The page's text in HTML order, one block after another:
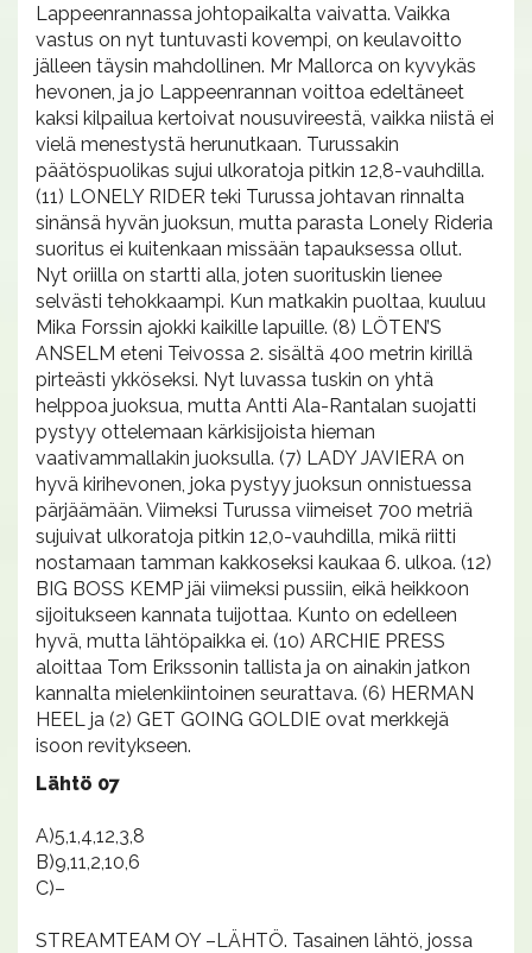
Lappeenrannassa johtopaikalta vaivatta. Vaikka
vastus on nyt tuntuvasti kovempi, on keulavoitto
jälleen täysin mahdollinen. Mr Mallorca on kyvykäs
hevonen, ja jo Lappeenrannan voittoa edeltäneet
kaksi kilpailua kertoivat nousuvireestä, vaikka niistä ei
vielä menestystä herunutkaan. Turussakin
päätöspuolikas sujui ulkoratoja pitkin 12,8-vauhdilla.
(11) LONELY RIDER teki Turussa johtavan rinnalta
sinänsä hyvän juoksun, mutta parasta Lonely Rideria
suoritus ei kuitenkaan missään tapauksessa ollut.
Nyt oriilla on startti alla, joten suorituskin lienee
selvästi tehokkaampi. Kun matkakin puoltaa, kuuluu
Mika Forssin ajokki kaikille lapuille. (8) LÖTEN’S
ANSELM eteni Teivossa 2. sisältä 400 metrin kirillä
pirteästi ykköseksi. Nyt luvassa tuskin on yhtä
helppoa juoksua, mutta Antti Ala-Rantalan suojatti
pystyy ottelemaan kärkisijoista hieman
vaativammallakin juoksulla. (7) LADY JAVIERA on
hyvä kirihevonen, joka pystyy juoksun onnistuessa
pärjäämään. Viimeksi Turussa viimeiset 700 metriä
sujuivat ulkoratoja pitkin 12,0-vauhdilla, mikä riitti
nostamaan tamman kakkoseksi kaukaa 6. ulkoa. (12)
BIG BOSS KEMP jäi viimeksi pussiin, eikä heikkoon
sijoitukseen kannata tuijottaa. Kunto on edelleen
hyvä, mutta lähtöpaikka ei. (10) ARCHIE PRESS
aloittaa Tom Erikssonin tallista ja on ainakin jatkon
kannalta mielenkiintoinen seurattava. (6) HERMAN
HEEL ja (2) GET GOING GOLDIE ovat merkkejä
isoon revitykseen.
Lähtö 07
A)5,1,4,12,3,8
B)9,11,2,10,6
C)–
STREAMTEAM OY –LÄHTÖ. Tasainen lähtö, jossa